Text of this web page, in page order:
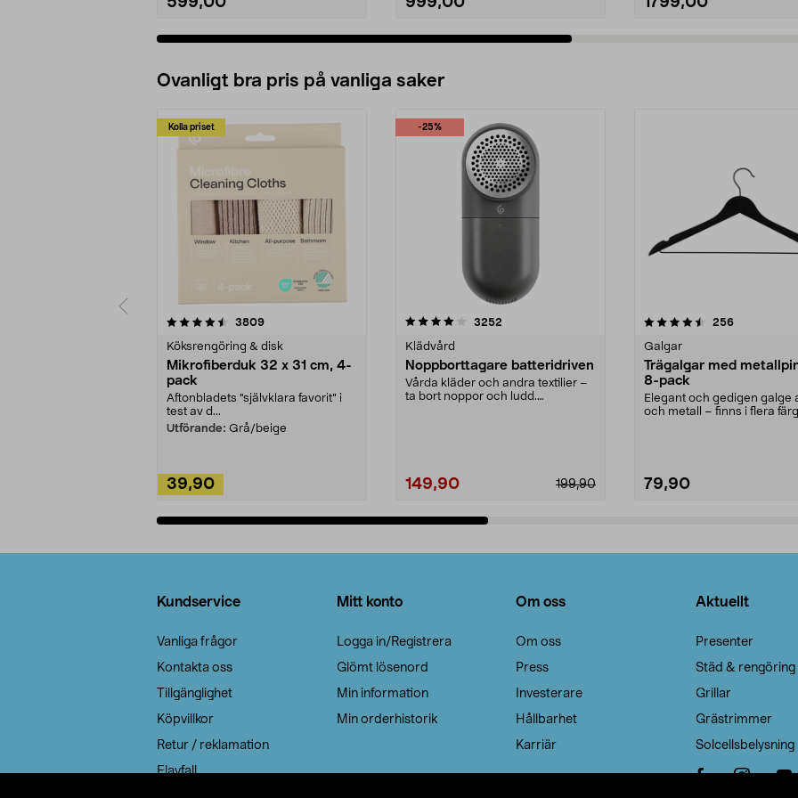
Ovanligt bra pris på vanliga saker
Kolla priset
3809recensioner
Köksrengöring & disk
Mikrofiberduk 32 x 31 cm, 4-
pack
Aftonbladets "självklara favorit” i
test av d...
Utförande: Grå/beige
39,90
-25%
4.0av 5 stjärnor 3252
Klädvård
Noppborttagare batteridriven
Vårda kläder och andra textilier –
ta bort noppor och ludd.
199,90
149,90
4.5av 5 stjärnor 256recensioner
Galgar
Trägalgar med
8-pack
Elegant och gedigen galge
och metall – finns i flera
79,90
4.0av 5 stjärnor
Kundservice
Vanliga frågor
Kontakta oss
Tillgänglighet
Köpvillkor
Retur / reklamation
Elavfall
Mitt konto
Logga in/Registrera
Glömt lösenord
Min information
Min orderhistorik
Om oss
Om oss
Press
Investerare
Hållbarhet
Karriär
Aktuellt
Presenter
Städ & rengöring
Grillar
Grästrimmer
Solcellsbelysning